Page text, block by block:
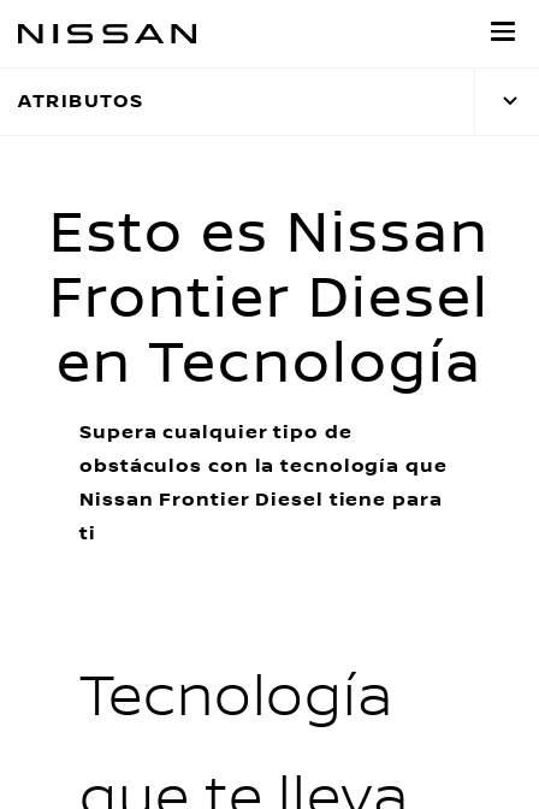
al
principal
ATRIBUTOS
Esto es Nissan
Frontier Diesel
en Tecnología
Supera cualquier tipo de
obstáculos con la tecnología que
Nissan Frontier Diesel tiene para
ti
Tecnología